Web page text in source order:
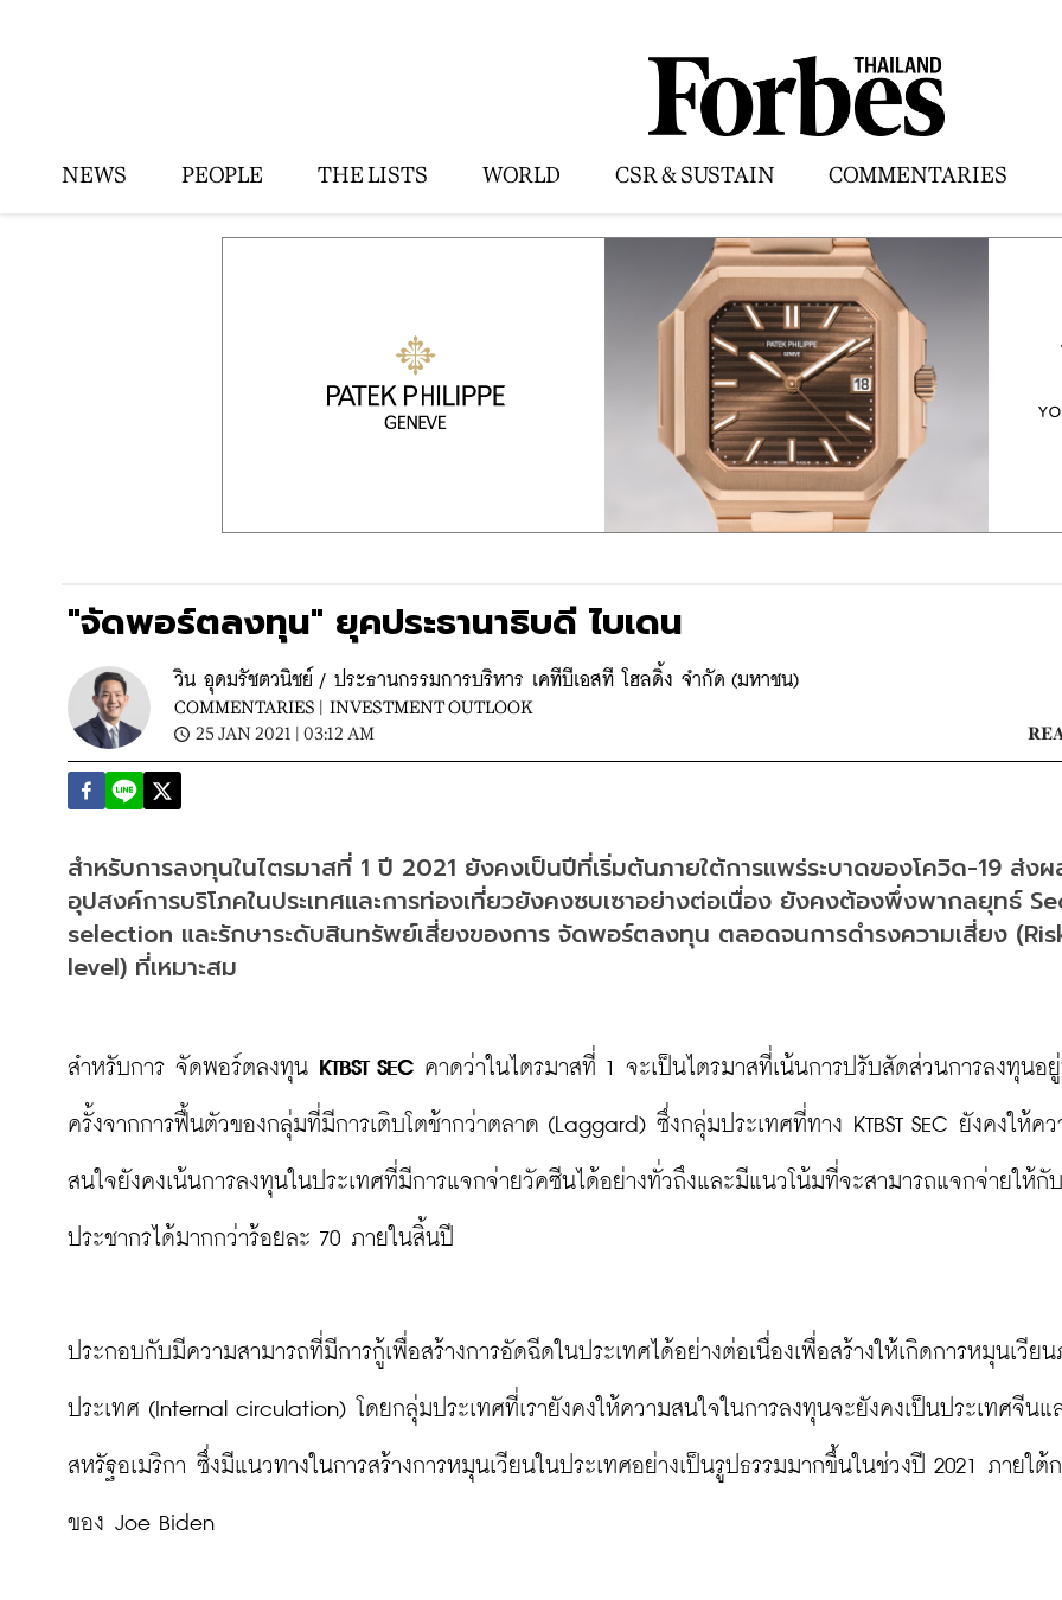
NEWS PEOPLE THE LISTS WORLD CSR & SUSTAIN COMMENTARIES
"จัดพอร์ตลงทุน" ยุคประธานาธิบดี ไบเดน
วิน อุดมรัชตวนิชย์ / ประธานกรรมการบริหาร เคทีบีเอสที โฮลดิ้ง จำกัด (มหาชน)
COMMENTARIES | INVESTMENT OUTLOOK
25 JAN 2021 | 03:12 AM
สำหรับการลงทุนในไตรมาสที่ 1 ปี 2021 ยังคงเป็นปีที่เริ่มต้นภายใต้การแพร่ระบาดของโควิด-19 ส่งผ
อุปสงค์การบริโภคในประเทศและการท่องเที่ยวยังคงซบเซาอย่างต่อเนื่อง ยังคงต้องพึ่งพากลยุทธ์
selection และรักษาระดับสินทรัพย์เสี่ยงของการ จัดพอร์ตลงทุน ตลอดจนการดำรงความเสี่ยง
level) ที่เหมาะสม
สำหรับการ จัดพอร์ตลงทุน KTBST SEC คาดว่าในไตรมาสที่ 1 จะเป็นไตรมาสที่เน้นการปรับสัดส่วนการลงทุนอ
ครั้งจากการฟื้นตัวของกลุ่มที่มีการเติบโตช้ากว่าตลาด (Laggard) ซึ่งกลุ่มประเทศที่ทาง KTBST SEC ยังคงให้คว
สนใจยังคงเน้นการลงทุนในประเทศที่มีการแจกจ่ายวัคซีนได้อย่างทั่วถึงและมีแนวโน้มที่จะสามารถแจกจ่ายให้กับ
ประชากรได้มากกว่าร้อยละ 70 ภายในสิ้นปี
ประกอบกับมีความสามารถที่มีการกู้เพื่อสร้างการอัดฉีดในประเทศได้อย่างต่อเนื่องเพื่อสร้างให้เกิดการหมุนเวียน
ประเทศ (Internal circulation) โดยกลุ่มประเทศที่เรายังคงให้ความสนใจในการลงทุนจะยังคงเป็นประเทศจีนแ
สหรัฐอเมริกา ซึ่งมีแนวทางในการสร้างการหมุนเวียนในประเทศอย่างเป็นรูปธรรมมากขึ้นในช่วงปี 2021 ภายใต้
ของ Joe Biden